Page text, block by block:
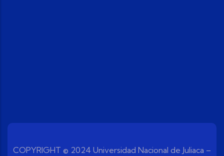
COPYRIGHT © 2024 Universidad Nacional de Juliaca –